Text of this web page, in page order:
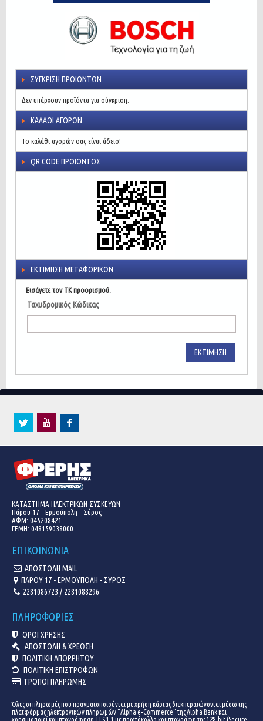
ΣΎΓΚΡΙΣΗ ΠΡΟΙΌΝΤΩΝ
Δεν υπάρχουν προϊόντα για σύγκριση.
ΚΑΛΆΘΙ ΑΓΟΡΏΝ
Το καλάθι αγορών σας είναι άδειο!
QR CODE ΠΡΟΙΌΝΤΟΣ
ΕΚΤΊΜΗΣΗ ΜΕΤΑΦΟΡΙΚΏΝ
Εισάγετε τον ΤΚ προορισμού.
Ταχυδρομικός Κώδικας
ΕΚΤΊΜΗΣΗ
ΚΑΤΑΣΤΗΜΑ ΗΛΕΚΤΡΙΚΩΝ ΣΥΣΚΕΥΩΝ
Πάρου 17 - Ερμούπολη - Σύρος
ΑΦΜ: 045208421
ΓΕΜΗ: 048159038000
ΕΠΙΚΟΙΝΩΝΙΑ
ΑΠΟΣΤΟΛΗ MAIL
ΠΑΡΟΥ 17 - ΕΡΜΟΥΠΟΛΗ - ΣΥΡΟΣ
2281086723 / 2281088296
ΠΛΗΡΟΦΟΡΙΕΣ
ΟΡΟΙ ΧΡΗΣΗΣ
ΑΠΟΣΤΟΛΗ & ΧΡΕΩΣΗ
ΠΟΛΙΤΙΚΗ ΑΠΟΡΡΗΤΟΥ
ΠΟΛΙΤΙΚΗ ΕΠΙΣΤΡΟΦΩΝ
ΤΡΟΠΟΙ ΠΛΗΡΩΜΗΣ
Όλες οι πληρωμές που πραγματοποιούνται με χρήση κάρτας διεκπεραιώνονται μέσω της
πλατφόρμας ηλεκτρονικών πληρωμών "Alpha e-Commerce" της Alpha Bank και
χρησιμοποιεί κρυπτογράφηση TLS 1.1 με πρωτόκολλο κρυπτογράφησης 128-bit (Secure